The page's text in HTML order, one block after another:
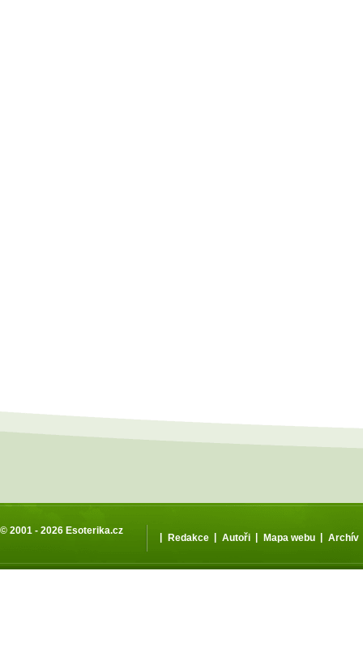
© 2001 - 2026 Esoterika.cz
| Redakce | Autoři | Mapa webu | Archív